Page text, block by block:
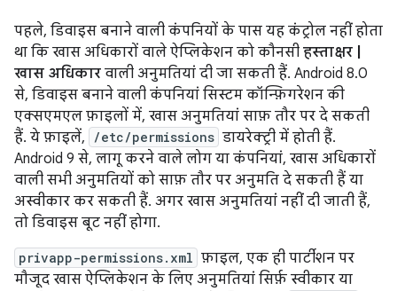
पहले, डिवाइस बनाने वाली कंपनियों के पास यह कंट्रोल नहीं होता
था कि खास अधिकारों वाले ऐप्लिकेशन को कौनसी हस्ताक्षर |
खास अधिकार वाली अनुमतियां दी जा सकती हैं. Android 8.0
से, डिवाइस बनाने वाली कंपनियां सिस्टम कॉन्फ़िगरेशन की
एक्सएमएल फ़ाइलों में, खास अनुमतियां साफ़ तौर पर दे सकती
हैं. ये फ़ाइलें,
/etc/permissions डायरेक्ट्री में होती हैं.
Android 9 से, लागू करने वाले लोग या कंपनियां, खास अधिकारों
वाली सभी अनुमतियों को साफ़ तौर पर अनुमति दे सकती हैं या
अस्वीकार कर सकती हैं. अगर खास अनुमतियां नहीं दी जाती हैं,
तो डिवाइस बूट नहीं होगा.
privapp-permissions.xml फ़ाइल, एक ही पार्टीशन पर
मौजूद खास ऐप्लिकेशन के लिए अनुमतियां सिर्फ़ स्वीकार या